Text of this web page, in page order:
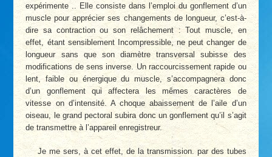
expérimente .. Elle consiste dans l’emploi du gonflement d’un
muscle pour apprécier ses changements de longueur, c’est-à-
dire sa contraction ou son relâchement : Tout muscle, en
effet, étant sensiblement Incompressible, ne peut changer de
longueur sans que son diamètre transversal subisse des
modifications de sens inverse. Un raccourcissement rapide ou
lent, faible ou énergique du muscle, s’accompagnera donc
d’un gonflement qui affectera les mêmes caractères de
vitesse on d’intensité. A choque abaissement de l’aile d’un
oiseau, le grand pectoral subira donc un gonflement qu’il s’agit
de transmettre à l’appareil enregistreur.
Je me sers, à cet effet, de la transmission. par des tubes